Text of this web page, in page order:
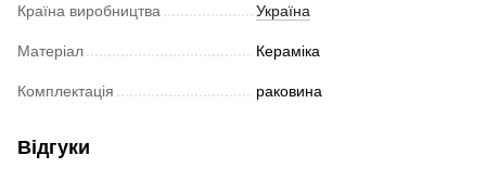
Країна виробництва Україна
Матеріал Кераміка
Комплектація раковина
Відгуки